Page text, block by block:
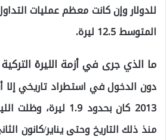
للدولار وإن كانت معظم عمليات
المتوسط 12.5 ليرة.
ما الذي جرى في أزمة الليرة التركية
دون الدخول في استطراد تاريخي إلا
2013 كان بحدود 1.9